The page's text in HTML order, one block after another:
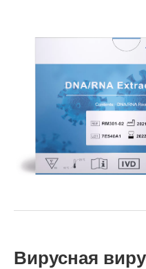
Вирусная